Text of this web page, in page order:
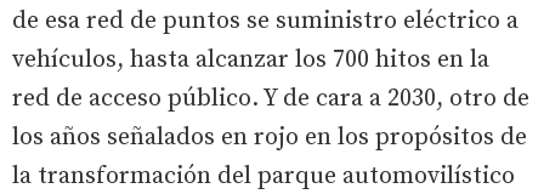
de esa red de puntos se suministro eléctrico a
vehículos, hasta alcanzar los 700 hitos en la
red de acceso público. Y de cara a 2030, otro de
los años señalados en rojo en los propósitos de
la transformación del parque automovilístico